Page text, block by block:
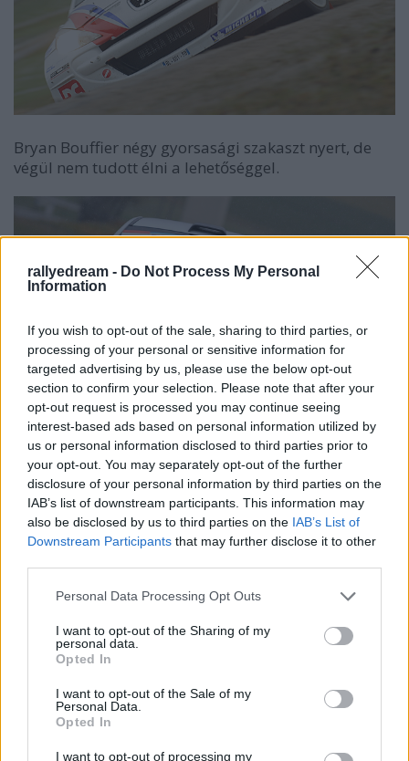
rallyedream - Do Not Process My Personal
Information
If you wish to opt-out of the sale, sharing to third parties, or
processing of your personal or sensitive information for
targeted advertising by us, please use the below opt-out
section to confirm your selection. Please note that after your
opt-out request is processed you may continue seeing
interest-based ads based on personal information utilized by
us or personal information disclosed to third parties prior to
your opt-out. You may separately opt-out of the further
disclosure of your personal information by third parties on the
IAB’s list of downstream participants. This information may
also be disclosed by us to third parties on the IAB’s List of
Downstream Participants that may further disclose it to other
Please note that this website/app uses one or more Google
not limited to your visit or usage behaviour. You may click to
grant or deny consent to Google and its third-party tags to
use your data for below specified purposes in below Google
consent section.
Personal Data Processing Opt Outs
I want to opt-out of the Sharing of my
personal data.
Opted In
I want to opt-out of the Sale of my
Personal Data.
Opted In
I want to opt-out of processing my
Bryan Bouffier négy gyorsasági szakaszt nyert, de
végül nem tudott élni a lehetőséggel.
Friciék már neveztek a bajnokság következő,
lettországi futamára.